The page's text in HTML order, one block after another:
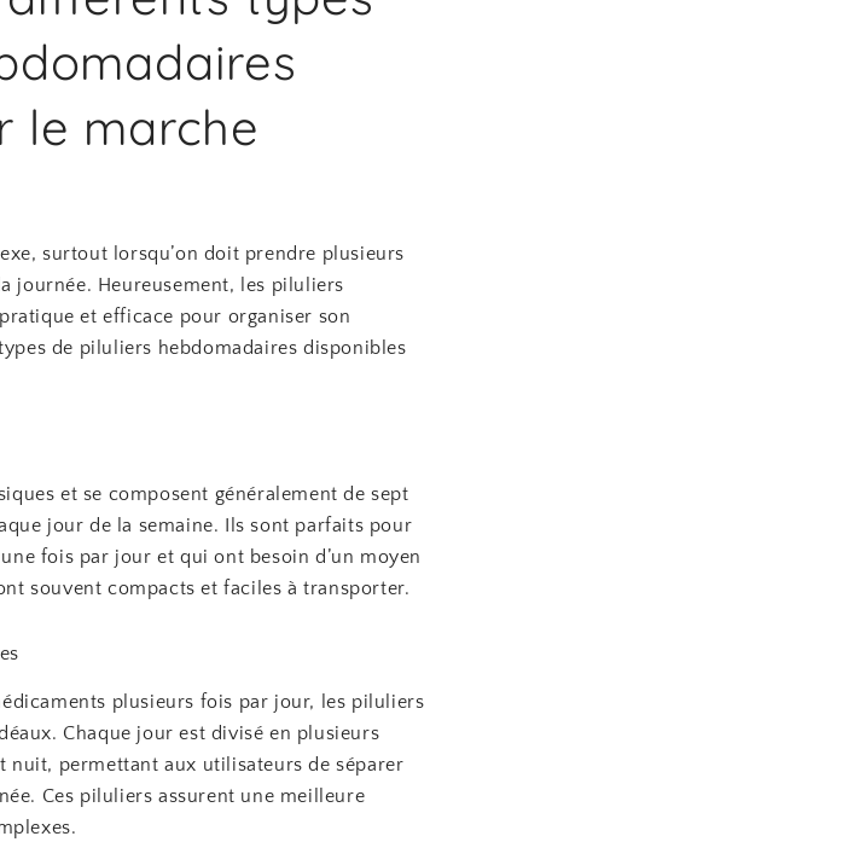
le marche
surtout lorsqu’on doit prendre plusieurs
journée. Heureusement, les piluliers
et efficace pour organiser son
de piluliers hebdomadaires disponibles
et se composent généralement de sept
jour de la semaine. Ils sont parfaits pour
fois par jour et qui ont besoin d’un moyen
souvent compacts et faciles à transporter.
plusieurs fois par jour, les piluliers
Chaque jour est divisé en plusieurs
nuit, permettant aux utilisateurs de séparer
Ces piluliers assurent une meilleure